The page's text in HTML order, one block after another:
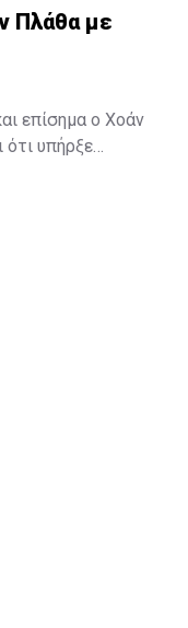
Πλάθα με
επίσημα ο Χοάν
υπήρξε